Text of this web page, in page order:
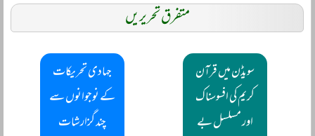
متفرق تحریریں
سویڈن میں قرآن
کریم کی افسوسناک
اور مسلسل بے
جہادی تحریکات
کے نوجوانوں سے
چند گزارشات